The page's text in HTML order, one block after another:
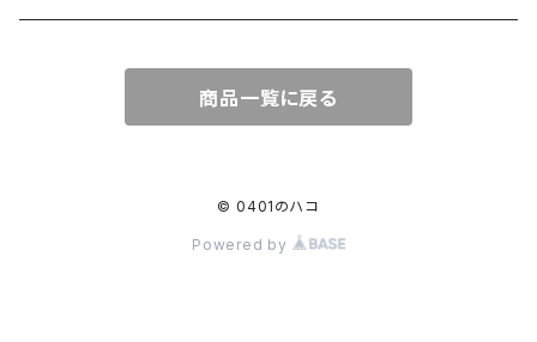
商品一覧に戻る
© 0401のハコ
Powered by